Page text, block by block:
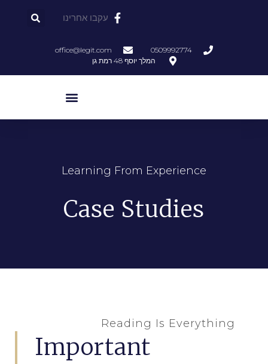
0509992774
office@legit.com
המלך יוסף 48 רמת גן
עקבו אחרינו
Learning From Experience
Case Studies
Reading Is Everything
Important